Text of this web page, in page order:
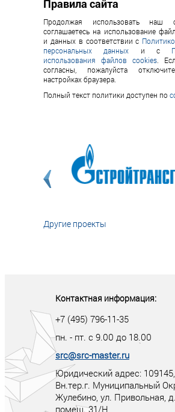
Правила сайта
Продолжая использовать наш
соглашаетесь на использование
и данных в соответствии с
персональных данных и с
использования файлов cookies .
согласны, пожалуйста
настройках браузера.
Полный текст политики доступен по
Другие проекты
Контактная информация:
+7 (495) 796-11-35
пн. - пт. с 9.00 до 18.00
src@src-master.ru
Юридический адрес:
Вн.тер.г. Муниципальный
Жулебино, ул. Привольная,
помещ. 31/Н